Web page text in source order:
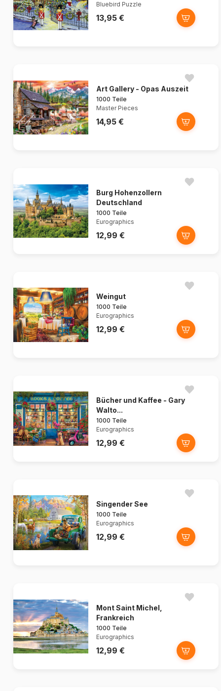
Bluebird Puzzle
13,95 €
Art Gallery - Opas Auszeit
1000 Teile
Master Pieces
14,95 €
Burg Hohenzollern
Deutschland
1000 Teile
Eurographics
12,99 €
Weingut
1000 Teile
Eurographics
12,99 €
Bücher und Kaffee - Gary
Walto...
1000 Teile
Eurographics
12,99 €
Singender See
1000 Teile
Eurographics
12,99 €
Mont Saint Michel,
Frankreich
1000 Teile
Eurographics
12,99 €